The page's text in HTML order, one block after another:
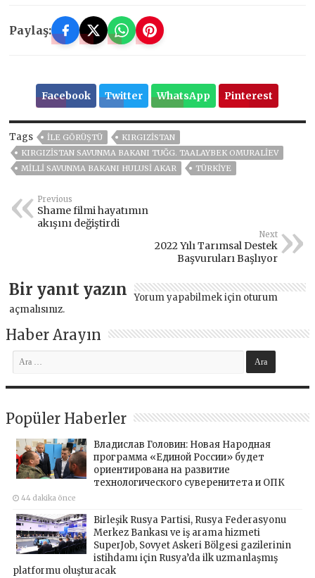
Paylaş:
Facebook Twitter WhatsApp Pinterest
Tags ILE GÖRÜŞTÜ
KIRGIZİSTAN
KIRGIZISTAN SAVUNMA BAKANI TUĞG. TAALAYBEK OMURALIEV
MILLI SAVUNMA BAKANI HULUSI AKAR
TÜRKİYE
Previous
Shame filmi hayatımın
akışını değiştirdi
Next
2022 Yılı Tarımsal Destek
Başvuruları Başlıyor
Bir yanıt yazın Yorum yapabilmek için oturum
açmalısınız.
Haber Arayın
Popüler Haberler
Владислав Головин: Новая Народная
программа «Единой России» будет
ориентирована на развитие
технологического суверенитета и ОПК
44 dakika önce
Birleşik Rusya Partisi, Rusya Federasyonu
Merkez Bankası ve iş arama hizmeti
SuperJob, Sovyet Askeri Bölgesi gazilerinin
istihdamı için Rusya’da ilk uzmanlaşmış
platformu oluşturacak